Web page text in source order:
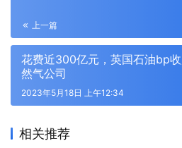
上一篇
花费近300亿元，英国石油bp
然气公司
2023年5月18日 上午12:34
相关推荐